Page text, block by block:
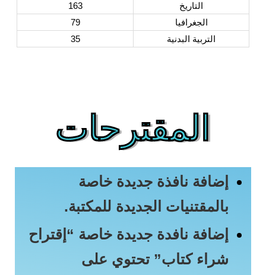
التاريخ
163
الجغرافيا
79
التربية البدنية
35
المقترحات
إضافة نافذة جديدة خاصة
بالمقتنيات الجديدة للمكتبة.
إضافة نافدة جديدة خاصة “إقتراح
شراء كتاب” تحتوي على